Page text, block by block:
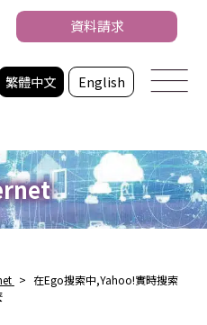
繁體中文 English
資料請求
> 在Ego搜索中,Yahoo!實時搜索